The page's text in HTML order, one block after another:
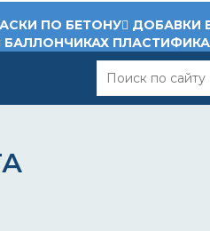
ПО БЕТОНУ
ДОБАВКИ
БАЛЛОНЧИКАХ